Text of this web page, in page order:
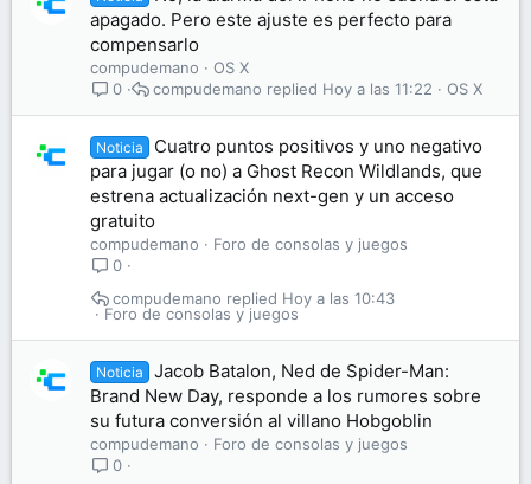
apagado. Pero este ajuste es perfecto para
compensarlo
compudemano
OS X
0
OS X
Hoy a las 11:22
compudemano
Noticia
Cuatro puntos positivos y uno negativo
para jugar (o no) a Ghost Recon Wildlands, que
estrena actualización next-gen y un acceso
gratuito
compudemano
Foro de consolas y juegos
0
Foro de consolas y juegos
Hoy a las 10:43
compudemano
Noticia
Jacob Batalon, Ned de Spider-Man:
Brand New Day, responde a los rumores sobre
su futura conversión al villano Hobgoblin
compudemano
Foro de consolas y juegos
0